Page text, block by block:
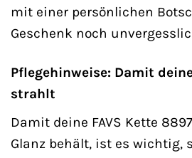
mit einer persönlichen
Geschenk noch
Pflegehinweise: Damit
strahlt
Damit deine FAVS Kette
Glanz behält, ist es wichtig,